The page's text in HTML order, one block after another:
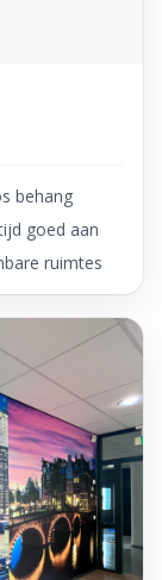
behang
goed aan
ruimtes